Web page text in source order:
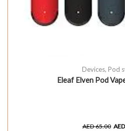
Devices, Pod
Eleaf Elven Pod
AED65.00 AED